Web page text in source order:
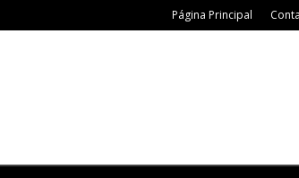
Página Principal